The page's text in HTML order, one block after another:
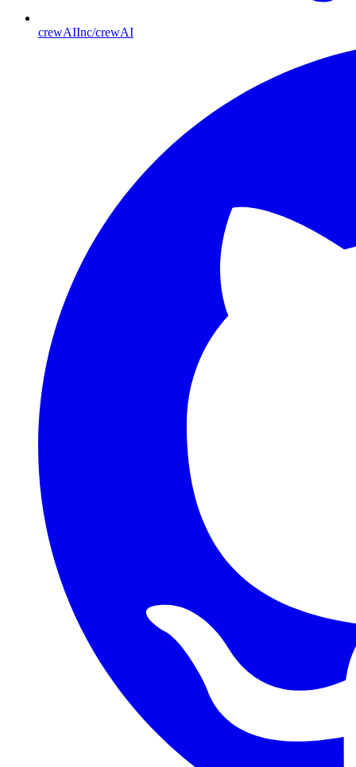
crewAIInc/crewAI